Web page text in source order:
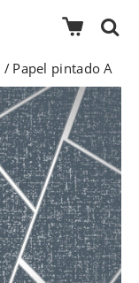
/ Papel pintado A